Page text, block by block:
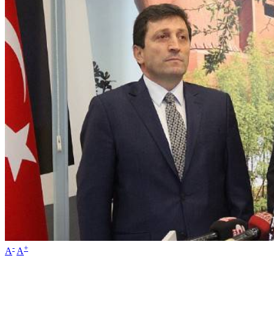
A- A+